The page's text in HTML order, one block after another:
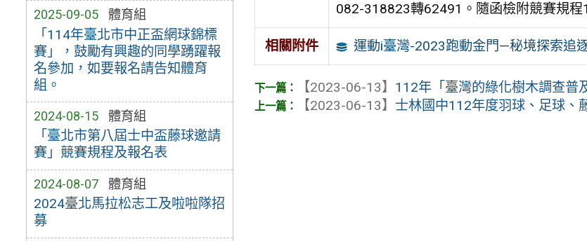
2025-09-05 體育組
「114年臺北市中正盃網球錦標
賽」，鼓勵有興趣的同學踴躍報
名參加，如要報名請告知體育
組。
2024-08-15 體育組
「臺北市第八屆士中盃藤球邀請
賽」競賽規程及報名表
2024-08-07 體育組
2024臺北馬拉松志工及啦啦隊招
募
082-318823轉62491。隨函檢附競賽規程
相關附件 運動i臺灣-2023跑動金門—秘境探索追
【2023-06-13】 112年「臺灣的綠化樹木調查普
【2023-06-13】 士林國中112年度羽球、足球、